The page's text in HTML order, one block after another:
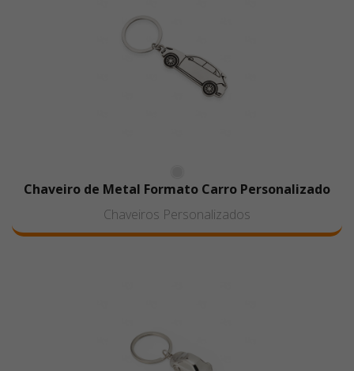
Chaveiro de Metal Formato Carro Personalizado
Chaveiros Personalizados